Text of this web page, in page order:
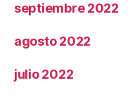
septiembre 2022
agosto 2022
julio 2022